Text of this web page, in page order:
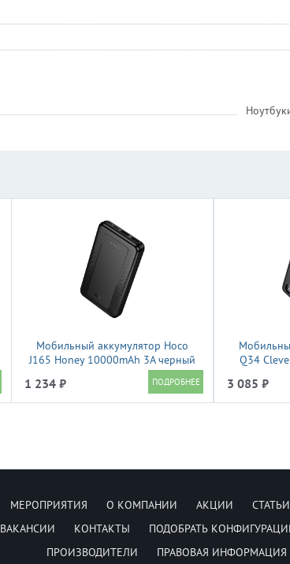
Мобильный аккумулятор Hoco
J165 Honey 10000mAh 3A черный
1 234 ₽
Q34
3 085 ₽
МЕРОПРИЯТИЯ О КОМПАНИИ АКЦИИ СТАТЬИ
ВАКАНСИИ КОНТАКТЫ ПОДОБРАТЬ
ПРОИЗВОДИТЕЛИ
ПРАВОВАЯ ИНФОРМАЦИЯ